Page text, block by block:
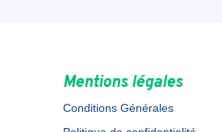
Mentions légales
Conditions Générales